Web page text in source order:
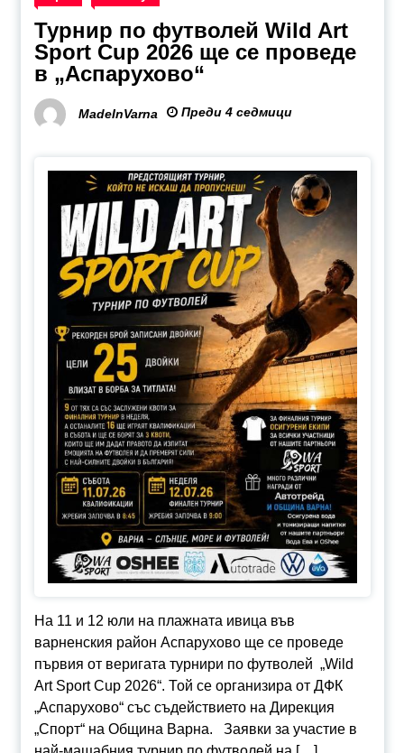
Турнир по футволей Wild Art
Sport Cup 2026 ще се проведе
в „Аспарухово“
MadeInVarna Преди 4 седмици
На 11 и 12 юли на плажната ивица във
варненския район Аспарухово ще се проведе
първия от веригата турнири по футволей „Wild
Art Sport Cup 2026“. Той се организира от ДФК
„Аспарухово“ със съдействието на Дирекция
„Спорт“ на Община Варна. Заявки за участие в